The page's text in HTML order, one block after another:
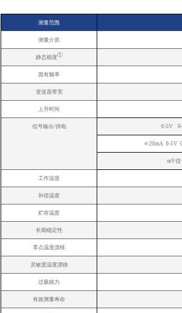
测量范围
测量介质
静态精度①
固有频率
变送器带宽
上升时间
信号输出/供电 0-5V
4-20mA 0-5V
mV信
工作温度
补偿温度
贮存温度
长期稳定性
零点温度漂移
灵敏度温度漂移
过载能力
有效测量寿命